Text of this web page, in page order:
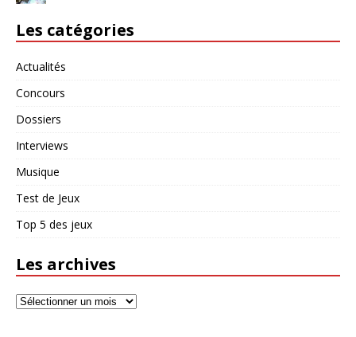
Les catégories
Actualités
Concours
Dossiers
Interviews
Musique
Test de Jeux
Top 5 des jeux
Les archives